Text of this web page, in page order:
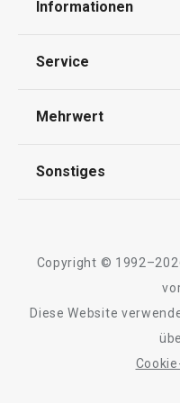
Auf Lager
Alle Produkte
Informationen
Impressum
Service
Kontaktformular
Mehrwert
Qualität
Sonstiges
Barrierefreiheit
Copyright ©
Diese Website